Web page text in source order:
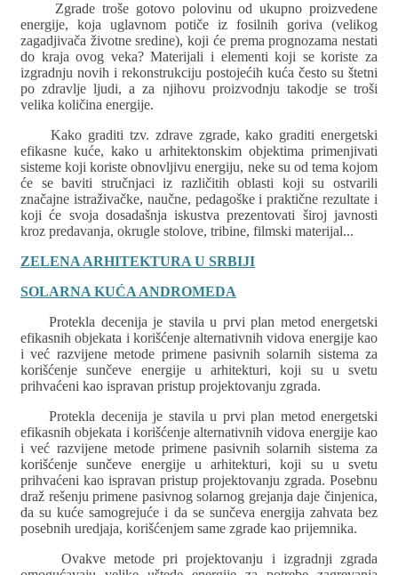
Zgrade troše gotovo polovinu od ukupno proizvedene
energije, koja uglavnom potiče iz fosilnih goriva (velikog
zagadjivača životne sredine), koji će prema prognozama nestati
do kraja ovog veka? Materijali i elementi koji se koriste za
izgradnju novih i rekonstrukciju postojećih kuća često su štetni
po zdravlje ljudi, a za njihovu proizvodnju takodje se troši
velika količina energije.
Kako graditi tzv. zdrave zgrade, kako graditi energetski
efikasne kuće, kako u arhitektonskim objektima primenjivati
sisteme koji koriste obnovljivu energiju, neke su od tema kojom
će se baviti stručnjaci iz različitih oblasti koji su ostvarili
značajne istraživačke, naučne, pedagoške i praktične rezultate i
koji će svoja dosadašnja iskustva prezentovati široj javnosti
kroz predavanja, okrugle stolove, tribine, filmski materijal...
ZELENA ARHITEKTURA U SRBIJI
SOLARNA KUĆA ANDROMEDA
Protekla decenija je stavila u prvi plan metod energetski
efikasnih objekata i korišćenje alternativnih vidova energije kao
i već razvijene metode primene pasivnih solarnih sistema za
korišćenje sunčeve energije u arhitekturi, koji su u svetu
prihvaćeni kao ispravan pristup projektovanju zgrada.
Protekla decenija je stavila u prvi plan metod energetski
efikasnih objekata i korišćenje alternativnih vidova energije kao
i već razvijene metode primene pasivnih solarnih sistema za
korišćenje sunčeve energije u arhitekturi, koji su u svetu
prihvaćeni kao ispravan pristup projektovanju zgrada. Posebnu
draž rešenju primene pasivnog solarnog grejanja daje činjenica,
da su kuće samogrejuće i da se sunčeva energija zahvata bez
posebnih uredjaja, korišćenjem same zgrade kao prijemnika.
Ovakve metode pri projektovanju i izgradnji zgrada